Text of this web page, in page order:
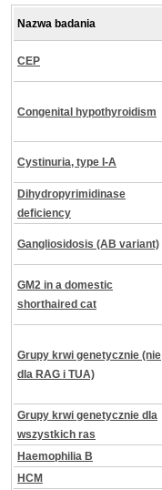
Nazwa badania
CEP
Congenital hypothyroidism
Cystinuria, type I-A
Dihydropyrimidinase
deficiency
Gangliosidosis (AB variant)
GM2 in a domestic
shorthaired cat
Grupy krwi genetycznie (nie
dla RAG i TUA)
Grupy krwi genetycznie dla
wszystkich ras
Haemophilia B
HCM